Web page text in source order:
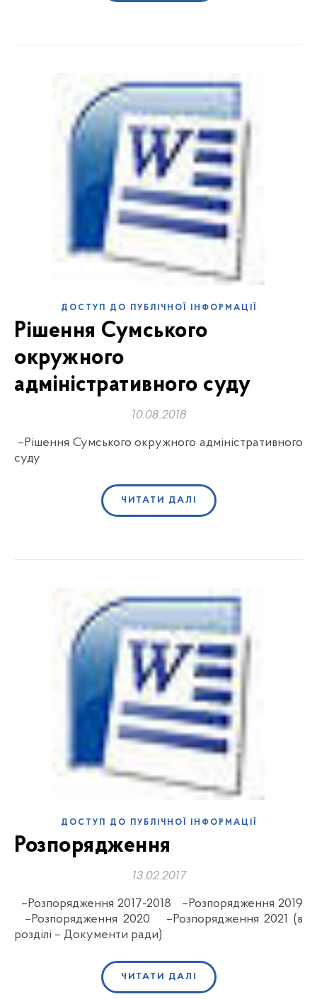
ДОСТУП ДО ПУБЛІЧНОЇ ІНФОРМАЦІЇ
Рішення Сумського
окружного
адміністративного суду
10.08.2018
–Рішення Сумського окружного адміністративного
суду
ЧИТАТИ ДАЛІ
ДОСТУП ДО ПУБЛІЧНОЇ ІНФОРМАЦІЇ
Розпорядження
13.02.2017
–Розпорядження 2017-2018 –Розпорядження 2019
–Розпорядження 2020 –Розпорядження 2021 (в
розділі – Документи ради)
ЧИТАТИ ДАЛІ